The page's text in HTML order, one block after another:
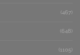
(467)
(648)
(1105)